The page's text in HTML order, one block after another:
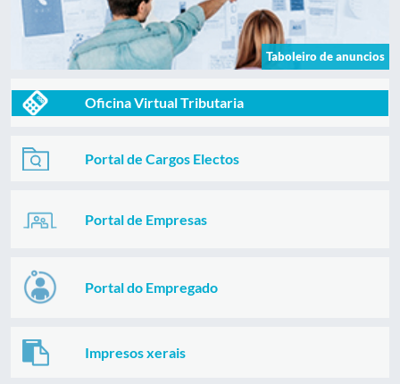
Taboleiro de anuncios
Oficina Virtual Tributaria
Portal de Cargos Electos
Portal de Empresas
Portal do Empregado
Impresos xerais